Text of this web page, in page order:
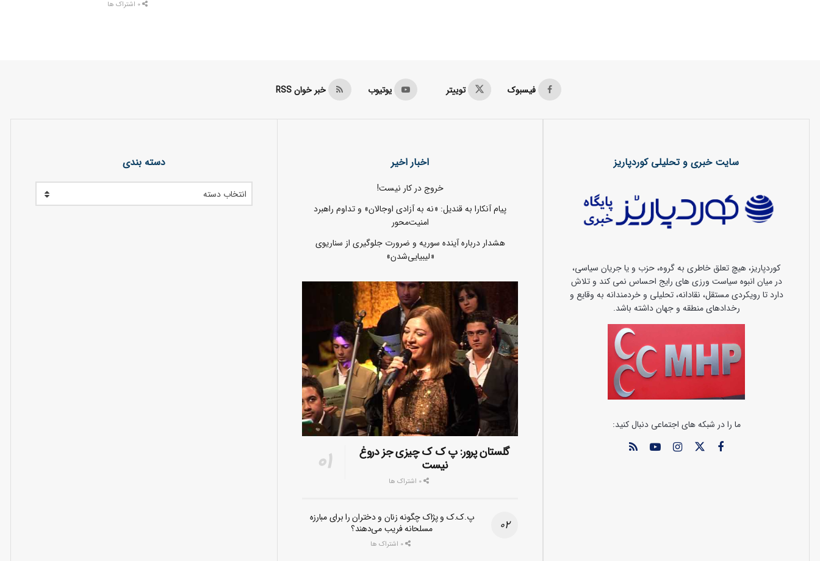
فیسبوک توییتر یوتیوب خبر خوان RSS
سایت خبری و تحلیلی کوردپاریز
کوردپاریز، هیچ تعلق خاطری به گروه، حزب و یا جریان سیاسی،
در میان انبوه سیاست ورزی های رایج احساس نمی کند و تلاش
دارد تا رویکردی مستقل، نقادانه، تحلیلی و خردمندانه به وقایع و
رخدادهای منطقه و جهان داشته باشد.
ما را در شبکه های اجتماعی دنبال کنید:
اخبار اخیر
خروج در کار نیست!
پیام آنکارا به قندیل: «نه به آزادی اوجالان» و تداوم راهبرد
امنیت‌محور
هشدار درباره آینده سوریه و ضرورت جلوگیری از سناریوی
«لیبیایی‌شدن»
گلستان پرور: پ ک ک چیزی جز دروغ
نیست
0 اشتراک ها
پ.ک.ک و پژاک چگونه زنان و دختران را برای مبارزه
مسلحانه فریب می‌دهند؟
0 اشتراک ها
دسته بندی
انتخاب دسته